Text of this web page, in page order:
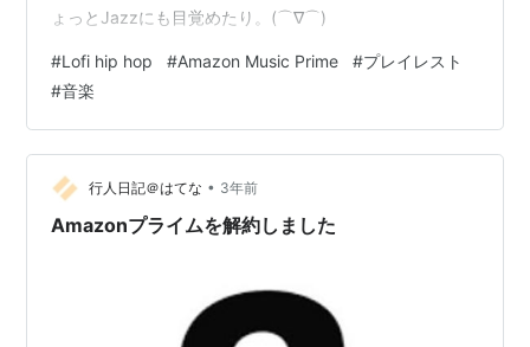
ょっとJazzにも目覚めたり。(⌒∇⌒)
#Lofi hip hop #Amazon Music Prime #プレイレスト
#音楽
行人日記＠はてな • 3年前
Amazonプライムを解約しました